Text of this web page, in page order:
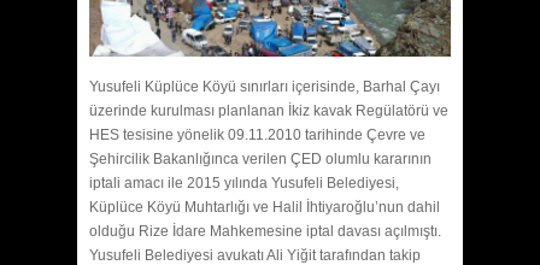
Yusufeli Küplüce Köyü sınırları içerisinde, Barhal Çayı
üzerinde kurulması planlanan İkiz kavak Regülatörü ve
HES tesisine yönelik 09.11.2010 tarihinde Çevre ve
Şehircilik Bakanlığınca verilen ÇED olumlu kararının
iptali amacı ile 2015 yılında Yusufeli Belediyesi,
Küplüce Köyü Muhtarlığı ve Halil İhtiyaroğlu’nun dahil
olduğu Rize İdare Mahkemesine iptal davası açılmıştı.
Yusufeli Belediyesi avukatı Ali Yiğit tarafından takip